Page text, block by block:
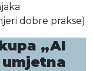
dobre prakse)
„AI